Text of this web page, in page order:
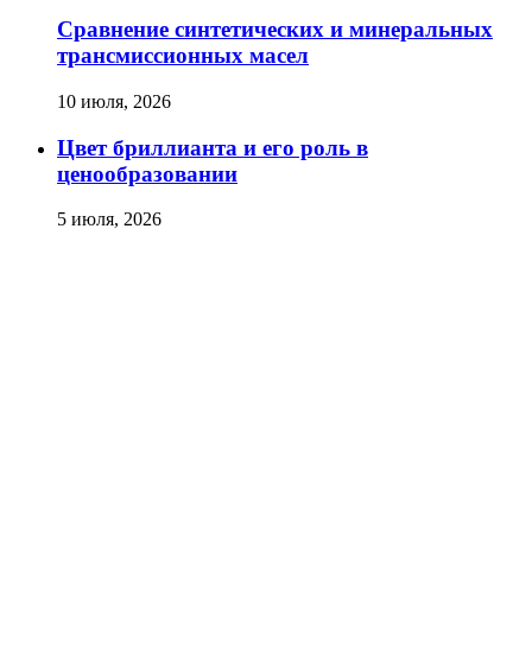
Сравнение синтетических и минеральных
трансмиссионных масел
10 июля, 2026
Цвет бриллианта и его роль в
ценообразовании
5 июля, 2026